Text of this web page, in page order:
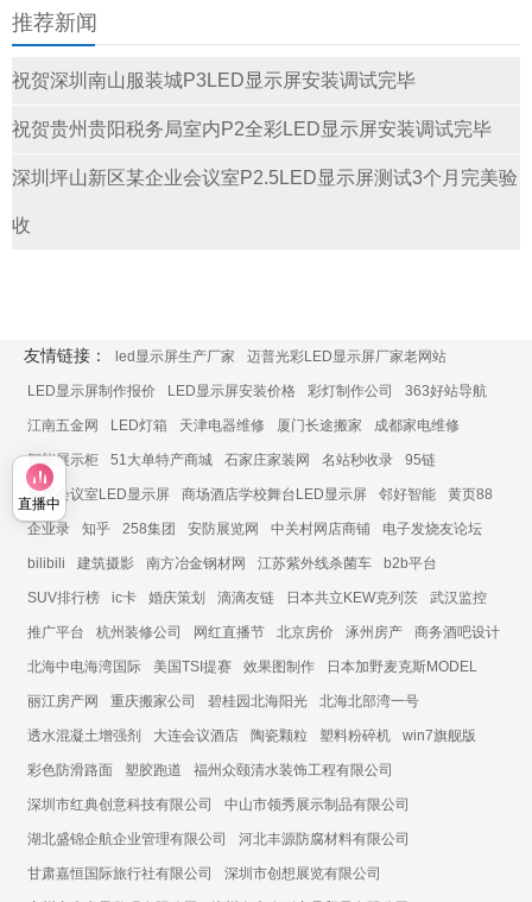
推荐新闻
祝贺深圳南山服装城P3LED显示屏安装调试完毕
祝贺贵州贵阳税务局室内P2全彩LED显示屏安装调试完毕
深圳坪山新区某企业会议室P2.5LED显示屏测试3个月完美验
收
友情链接： led显示屏生产厂家 迈普光彩LED显示屏厂家老网站
LED显示屏制作报价 LED显示屏安装价格 彩灯制作公司 363好站导航
江南五金网 LED灯箱 天津电器维修 厦门长途搬家 成都家电维修
智能展示柜 51大单特产商城 石家庄家装网 名站秒收录 95链
展厅会议室LED显示屏 商场酒店学校舞台LED显示屏 邻好智能 黄页88
企业录 知乎 258集团 安防展览网 中关村网店商铺 电子发烧友论坛
bilibili 建筑摄影 南方冶金钢材网 江苏紫外线杀菌车 b2b平台
SUV排行榜 ic卡 婚庆策划 滴滴友链 日本共立KEW克列茨 武汉监控
推广平台 杭州装修公司 网红直播节 北京房价 涿州房产 商务酒吧设计
北海中电海湾国际 美国TSI提赛 效果图制作 日本加野麦克斯MODEL
丽江房产网 重庆搬家公司 碧桂园北海阳光 北海北部湾一号
透水混凝土增强剂 大连会议酒店 陶瓷颗粒 塑料粉碎机 win7旗舰版
彩色防滑路面 塑胶跑道 福州众颐清水装饰工程有限公司
深圳市红典创意科技有限公司 中山市领秀展示制品有限公司
湖北盛锦企航企业管理有限公司 河北丰源防腐材料有限公司
甘肃嘉恒国际旅行社有限公司 深圳市创想展览有限公司
直播中